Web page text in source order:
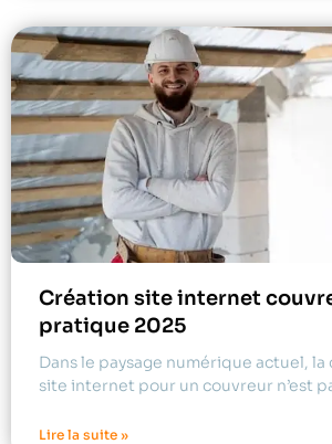
Création site internet
pratique 2025
Dans le paysage numérique actuel, la
site internet pour un couvreur n’est
Lire la suite »